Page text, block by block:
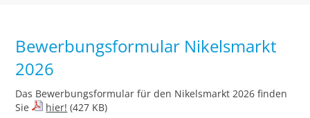
Bewerbungsformular Nikelsmarkt
2026
Das Bewerbungsformular für den Nikelsmarkt 2026 finden
Sie
hier! (427 KB)